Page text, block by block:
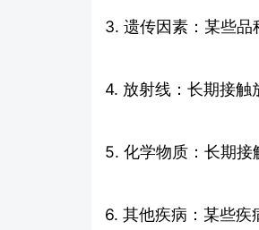
3. 遗传因素：某些品
4. 放射线：长期接触
5. 化学物质：长期接
6. 其他疾病：某些疾